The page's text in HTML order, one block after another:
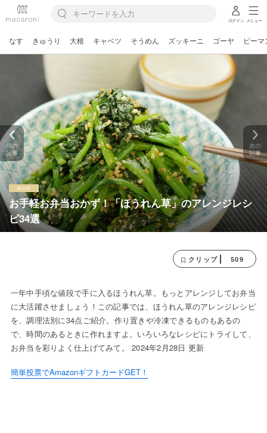
ログイン メニュー
なす きゅうり 大根 キャベツ そうめん ズッキーニ ゴーヤ ピーマ
お手軽お弁当おかず！「ほうれん草」のアレンジレシ
ピ34選
前の
記事
次の
記事
クリップ 509
一年中手頃な値段で手に入るほうれん草。もっとアレンジしてお弁当
に大活躍させましょう！この記事では、ほうれん草のアレンジレシピ
を、調理法別に34点ご紹介。作り置きや冷凍できるものもあるの
で、時間のあるときに作れますよ。いろいろなレシピにトライして、
お弁当を彩りよく仕上げてみて。 2024年2月28日 更新
簡単投票でAmazonギフトカードGET！